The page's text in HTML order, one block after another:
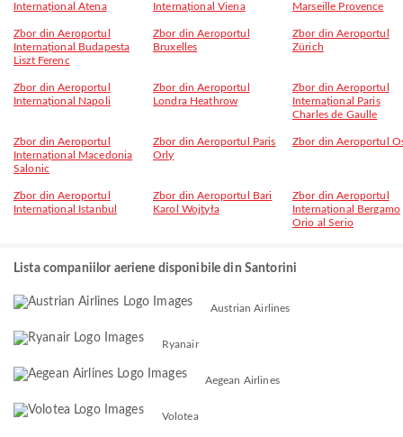
Internațional Atena
Internațional Viena
Marseille Provence
Zbor din Aeroportul
Internațional Budapesta
Liszt Ferenc
Zbor din Aeroportul
Bruxelles
Zbor din Aeroportul
Zürich
Zbor din Aeroportul
Internațional Napoli
Zbor din Aeroportul
Londra Heathrow
Zbor din Aeroportul
Internațional Paris
Charles de Gaulle
Zbor din Aeroportul
Internațional Macedonia
Salonic
Zbor din Aeroportul Paris
Orly
Zbor din Aeroportul
Zbor din Aeroportul
Internațional Istanbul
Zbor din Aeroportul Bari
Karol Wojtyła
Zbor din Aeroportul
Internațional Bergamo
Orio al Serio
Lista companiilor aeriene disponibile din Santorini
Austrian Airlines
Ryanair
Aegean Airlines
Volotea